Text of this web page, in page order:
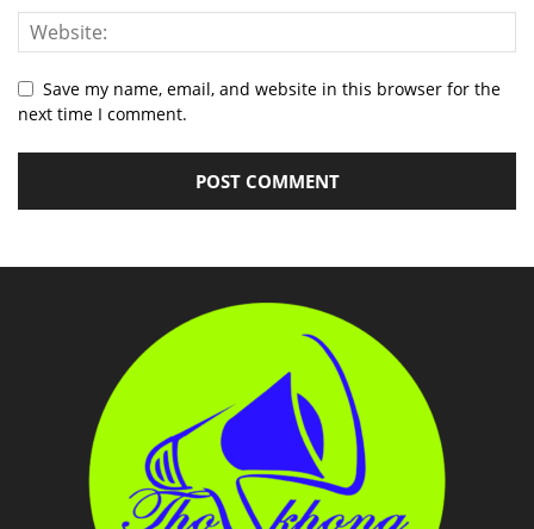
Save my name, email, and website in this browser for the
next time I comment.